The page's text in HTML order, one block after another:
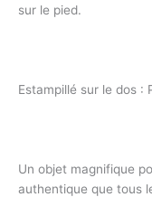
sur le pied.
Estampillé sur le dos :
Un objet magnifique
authentique que tous